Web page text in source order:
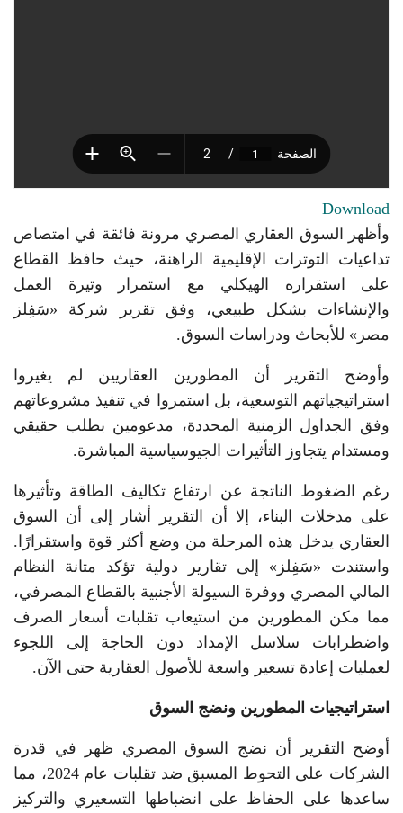
Download
وأظهر السوق العقاري المصري مرونة فائقة في امتصاص
تداعيات التوترات الإقليمية الراهنة، حيث حافظ القطاع
على استقراره الهيكلي مع استمرار وتيرة العمل
والإنشاءات بشكل طبيعي، وفق تقرير شركة «سَفِلز
مصر» للأبحاث ودراسات السوق.
وأوضح التقرير أن المطورين العقاريين لم يغيروا
استراتيجياتهم التوسعية، بل استمروا في تنفيذ مشروعاتهم
وفق الجداول الزمنية المحددة، مدعومين بطلب حقيقي
ومستدام يتجاوز التأثيرات الجيوسياسية المباشرة.
رغم الضغوط الناتجة عن ارتفاع تكاليف الطاقة وتأثيرها
على مدخلات البناء، إلا أن التقرير أشار إلى أن السوق
العقاري يدخل هذه المرحلة من وضع أكثر قوة واستقرارًا.
واستندت «سَفِلز» إلى تقارير دولية تؤكد متانة النظام
المالي المصري ووفرة السيولة الأجنبية بالقطاع المصرفي،
مما مكن المطورين من استيعاب تقلبات أسعار الصرف
واضطرابات سلاسل الإمداد دون الحاجة إلى اللجوء
لعمليات إعادة تسعير واسعة للأصول العقارية حتى الآن.
استراتيجيات المطورين ونضج السوق
أوضح التقرير أن نضج السوق المصري ظهر في قدرة
الشركات على التحوط المسبق ضد تقلبات عام 2024، مما
ساعدها على الحفاظ على انضباطها التسعيري والتركيز